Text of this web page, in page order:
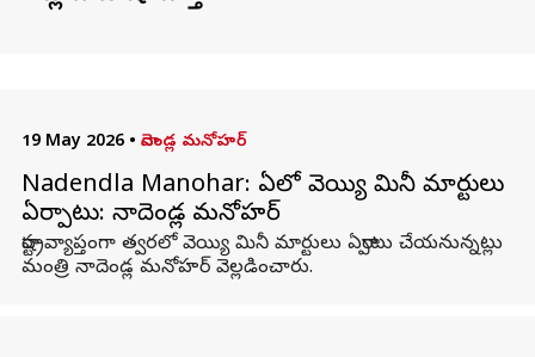
19 May 2026 • నాదెండ్ల మనోహర్‌
Nadendla Manohar: ఏపీలో వెయ్యి మినీ మార్టులు
ఏర్పాటు: నాదెండ్ల మనోహర్
రాష్ట్రవ్యాప్తంగా త్వరలో వెయ్యి మినీ మార్టులు ఏర్పాటు చేయనున్నట్లు
మంత్రి నాదెండ్ల మనోహర్‌ వెల్లడించారు.